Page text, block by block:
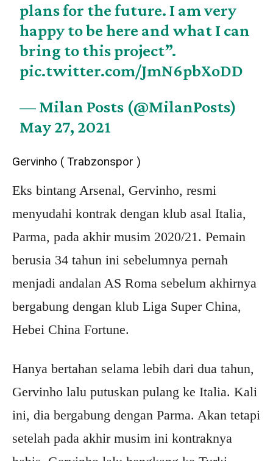
plans for the future. I am very
happy to be here and what I can
bring to this project”.
pic.twitter.com/JmN6pbXoDD
— Milan Posts (@MilanPosts)
May 27, 2021
Gervinho ( Trabzonspor )
Eks bintang Arsenal, Gervinho, resmi
menyudahi kontrak dengan klub asal Italia,
Parma, pada akhir musim 2020/21. Pemain
berusia 34 tahun ini sebelumnya pernah
menjadi andalan AS Roma sebelum akhirnya
bergabung dengan klub Liga Super China,
Hebei China Fortune.
Hanya bertahan selama lebih dari dua tahun,
Gervinho lalu putuskan pulang ke Italia. Kali
ini, dia bergabung dengan Parma. Akan tetapi
setelah pada akhir musim ini kontraknya